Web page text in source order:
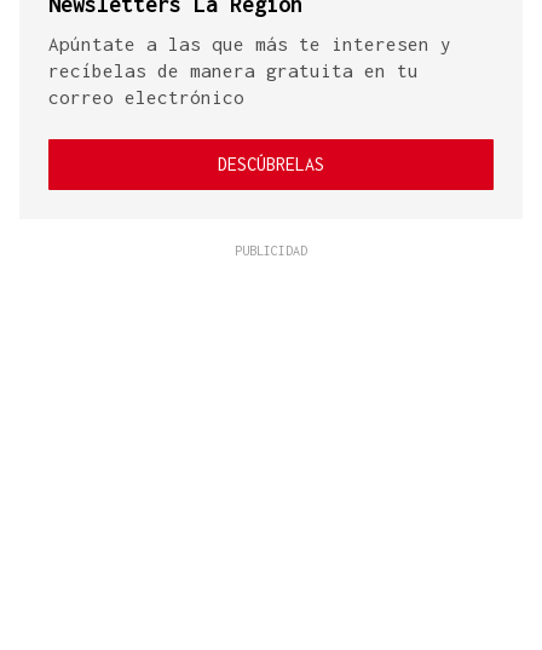
Apúntate a las que más te interesen y
recíbelas de manera gratuita en tu
correo electrónico
DESCÚBRELAS